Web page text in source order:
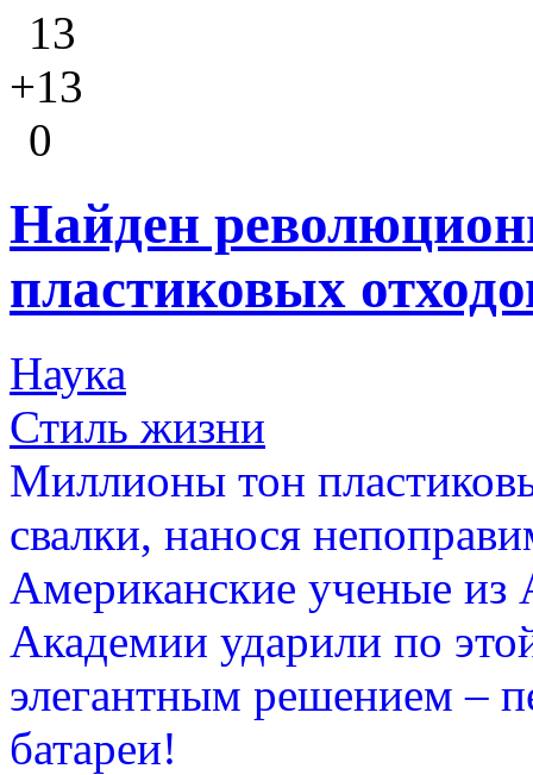
13
+13
0
Найден
пластиковых
Наука
Стиль жизни
Миллионы тон
свалки, нанося
Американские ученые из
Академии ударили по
элегантным решением –
батареи!